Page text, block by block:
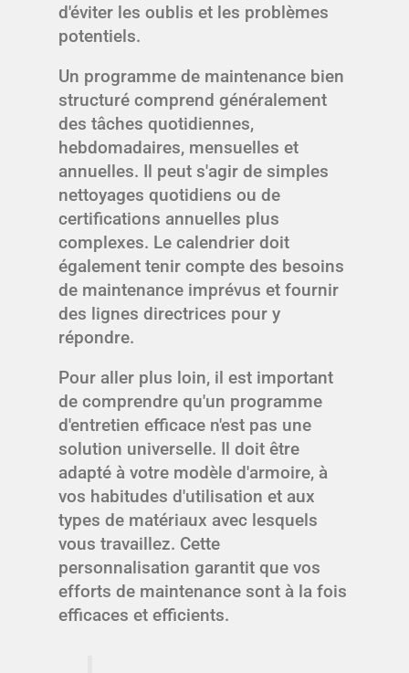
d'éviter les oublis et les problèmes
potentiels.
Un programme de maintenance bien
structuré comprend généralement
des tâches quotidiennes,
hebdomadaires, mensuelles et
annuelles. Il peut s'agir de simples
nettoyages quotidiens ou de
certifications annuelles plus
complexes. Le calendrier doit
également tenir compte des besoins
de maintenance imprévus et fournir
des lignes directrices pour y
répondre.
Pour aller plus loin, il est important
de comprendre qu'un programme
d'entretien efficace n'est pas une
solution universelle. Il doit être
adapté à votre modèle d'armoire, à
vos habitudes d'utilisation et aux
types de matériaux avec lesquels
vous travaillez. Cette
personnalisation garantit que vos
efforts de maintenance sont à la fois
efficaces et efficients.